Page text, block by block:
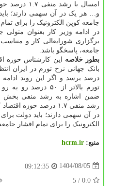
امسال با
و… هر یک در آن سهمی دارند؛
جامعه کوپن الکترونیک را برای
در ادامه وزیر کار بعنوان
برگزاری شورایعالی کار و
جامعه، پاسخگو باشد.
بطور خلاصه این کارشناس حوزه
درصد برسد و اگر این روند ادامه
تورم بالاتر از ۵۰
ضمن اشاره به رشد منفی بخش
رشد منفی ۱.۷ درصد
در آن سهمی دارند؛ باید دولت
الکترونیک را برای تمام اقشار
منبع: hcrm.ir
1404/08/05
09:12:35
0.0
/ 5